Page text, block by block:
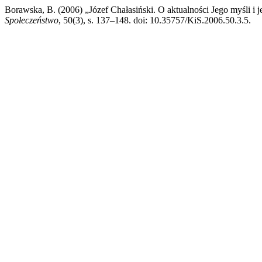
Borawska, B. (2006) „Józef Chałasiński. O aktualności Jego myśli
Społeczeństwo, 50(3), s. 137–148. doi: 10.35757/KiS.2006.50.3.5.